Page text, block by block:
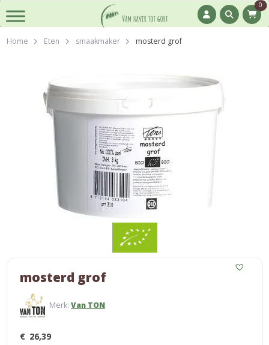
0
Home Eten smaakmaker mosterd grof
mosterd grof
Merk:Van TON
€ 26,39